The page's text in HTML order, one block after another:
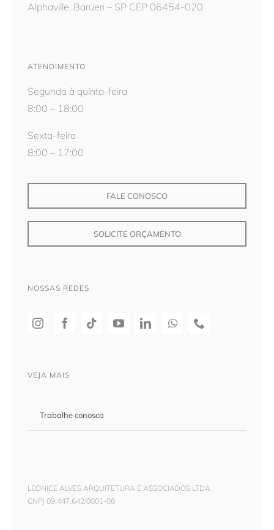
Alphaville, Barueri – SP CEP 06454-020
ATENDIMENTO
Segunda à quinta-feira
8:00 – 18:00
Sexta-feira
8:00 – 17:00
FALE CONOSCO
SOLICITE ORÇAMENTO
NOSSAS REDES
VEJA MAIS
Trabalhe conosco
LEONICE ALVES ARQUITETURA E ASSOCIADOS LTDA
CNPJ 09.447.642/0001-08